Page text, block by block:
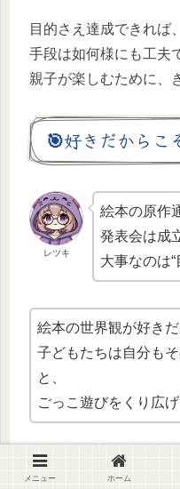
目的さえ達成できれば、
手段は如何様にも工夫
親子が楽しむために、
🎯好きだからこ
レツキ
絵本の原作
発表会は成
大事なのは
絵本の世界観が好きだ
子どもたちは自分も
と、
ごっこ遊びをくり広
私は、発表会のための
「子どもが好きになり
メニュー ホーム